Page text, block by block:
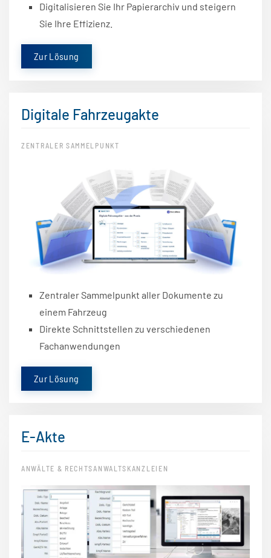
Digitalisieren Sie Ihr Papierarchiv und steigern
Sie Ihre Effizienz.
Zur Lösung
Digitale Fahrzeugakte
ZENTRALER SAMMELPUNKT
Zentraler Sammelpunkt aller Dokumente zu
einem Fahrzeug
Direkte Schnittstellen zu verschiedenen
Fachanwendungen
Zur Lösung
E-Akte
ANWÄLTE & RECHTSANWALTSKANZLEIEN